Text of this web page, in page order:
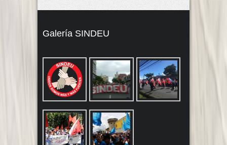
Galería SINDEU